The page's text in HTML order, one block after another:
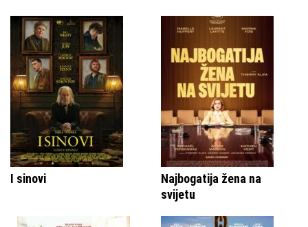
I sinovi
Najbogatija žena na
svijetu